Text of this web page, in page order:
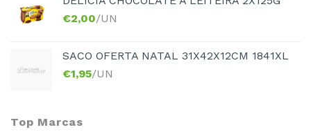
€2,00/UN
SACO OFERTA NATAL 31X42X12CM 1841XL
€1,95/UN
Top Marcas